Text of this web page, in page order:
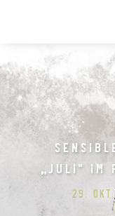
„Juli“ im
29.